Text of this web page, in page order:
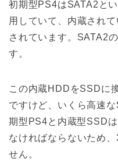
初期型PS4はSATA2と
用していて、内蔵され
されています。SATA2
す。
この内蔵HDDをSSDに
ですけど、いくら高速
期型PS4と内蔵型SSD
なければならないため
せん。